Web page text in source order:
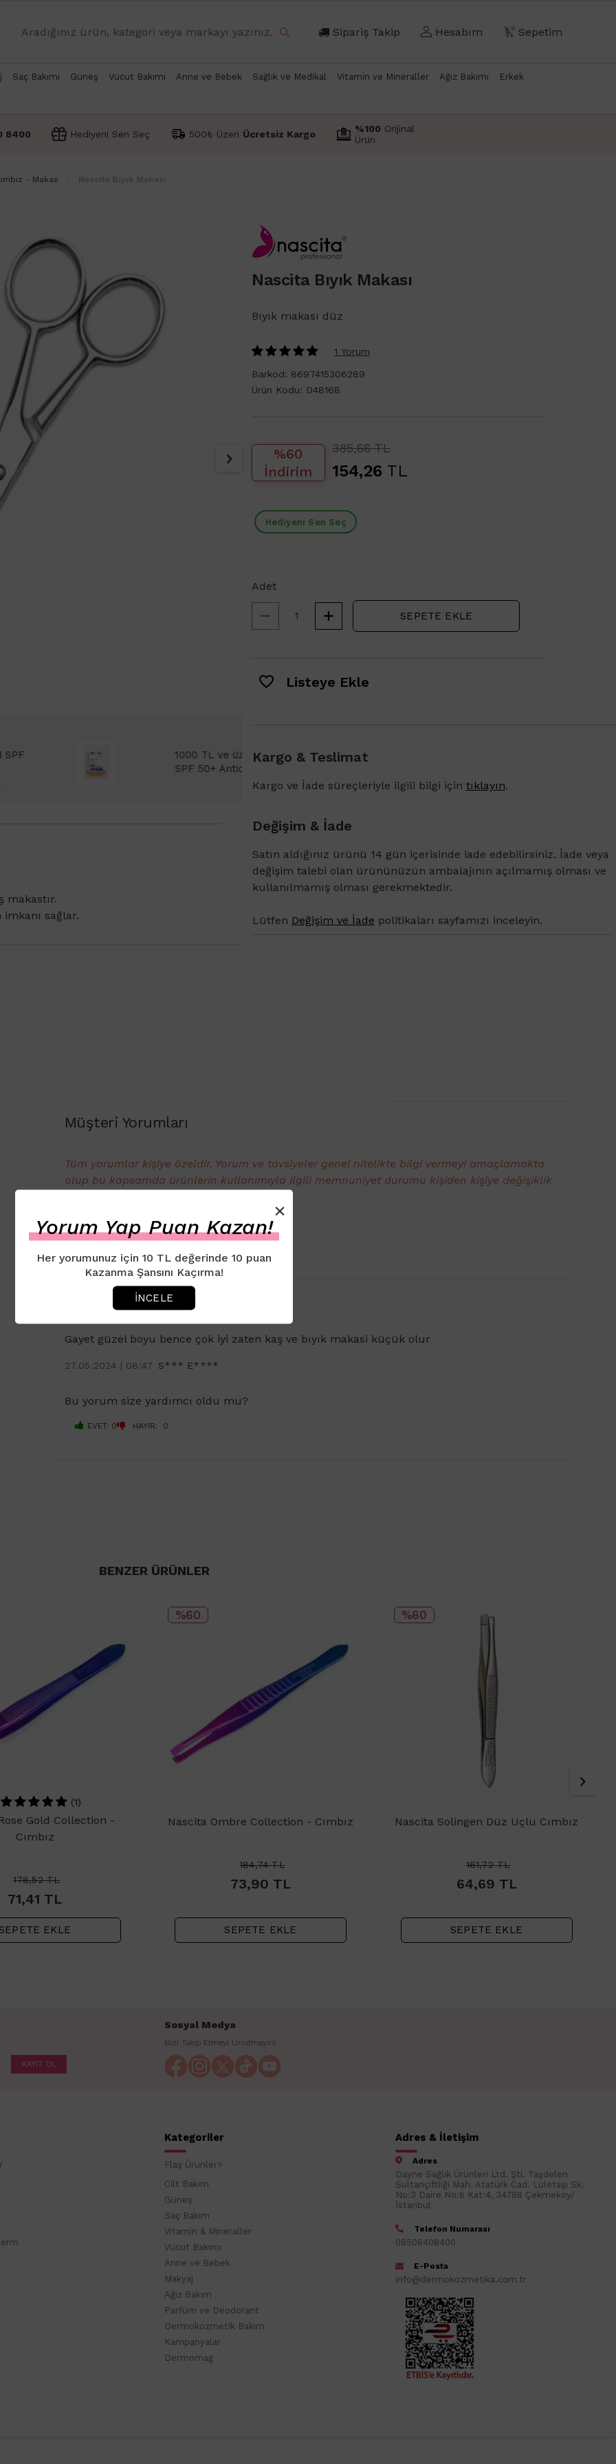
Sipariş Takip Hesabım 0 Sepetim
Saç Bakımı Güneş Vücut Bakımı Anne ve Bebek Sağlık ve Medikal Vitamin ve Mineraller Ağız Bakımı Erkek
8400 Hediyeni Sen Seç 500₺ Üzeri Ücretsiz Kargo %100 Orijinal
Ürün
- Makas
Nascita Bıyık Makası
Bıyık makası düz
1 Yorum
Barkod: 8697415306289
Ürün Kodu: D48168
%60
İndirim
385,66 TL
154,26 TL
Hediyeni Sen Seç
Adet
SEPETE EKLE
Listeye Ekle
Photoderm XDefense Ultra Fluid
Light 2ml hediye!
1500 TL ve üzeri alışverişlerinizde Vichy Dercos
makastır.
imkanı sağlar.
Kargo & Teslimat
Kargo ve İade süreçleriyle ilgili bilgi için tıklayın.
Değişim & İade
Satın aldığınız ürünü 14 gün içerisinde iade edebilirsiniz. İade veya
değişim talebi olan ürününüzün ambalajının açılmamış olması ve
kullanılmamış olması gerekmektedir.
Lütfen Değişim ve İade politikaları sayfamızı inceleyin.
Müşteri Yorumları
Tüm yorumlar kişiye özeldir. Yorum ve tavsiyeler genel nitelikte bilgi vermeyi amaçlamakta
olup bu kapsamda ürünlerin kullanımıyla ilgili memnuniyet durumu kişiden kişiye değişiklik
Gayet güzel boyu bence çok iyi zaten kaş ve bıyık makasi küçük olur
27.05.2024 | 08:47 S*** E****
Bu yorum size yardımcı oldu mu?
EVET: 0 HAYIR: 0
×
Yorum Yap Puan Kazan!
Her yorumunuz için 10 TL değerinde 10 puan
Kazanma Şansını Kaçırma!
İNCELE
BENZER ÜRÜNLER
(1)
Gold Collection -
Cımbız
178,52TL
71,41 TL
SEPETE EKLE
%60
Nascita Ombre Collection - Cımbız
184,74TL
73,90 TL
SEPETE EKLE
%60
Nascita Solingen Düz Uçlu Cımbız
161,72TL
64,69 TL
SEPETE EKLE
KAYIT OL
Sosyal Medya
Bizi Takip Etmeyi Unutmayın!
Kategoriler
Flaş Ürünler⚡
Cilt Bakım
Güneş
Saç Bakım
Vitamin & Mineraller
Vücut Bakımı
Anne ve Bebek
Makyaj
Ağız Bakım
Parfüm ve Deodorant
Dermokozmetik Bakım
Kampanyalar
Dermomag
Adres & İletişim
Adres
Dayne Sağlık Ürünleri Ltd. Şti. Taşdelen
Sultançiftliği Mah. Atatürk Cad. Lületaşı Sk.
No:3 Daire No:6 Kat:4, 34788 Çekmeköy/
İstanbul
Telefon Numarası
08508408400
E-Posta
info@dermokozmetika.com.tr